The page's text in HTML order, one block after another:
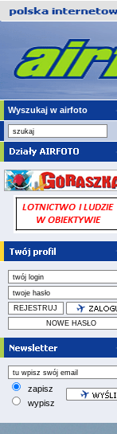
Wyszukaj w airfoto
zapisz
wypisz